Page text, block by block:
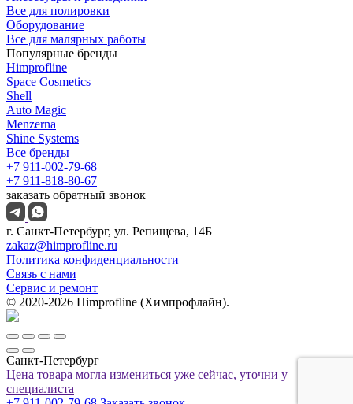
Все для полировки
Оборудование
Все для малярных работы
Популярные бренды
Himprofline
Space Cosmetics
Shell
Auto Magic
Menzerna
Shine Systems
Все бренды
+7 911-002-79-68
+7 911-818-80-67
заказать обратный звонок
г. Санкт-Петербург, ул. Репищева, 14Б
zakaz@himprofline.ru
Политика конфиденциальности
Связь с нами
Сервис и ремонт
© 2020-2026 Himprofline (Химпрофлайн).
Санкт-Петербург
Цена товара могла измениться уже сейчас, уточни у
специалиста